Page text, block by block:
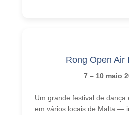
Rong Open Air
7 – 10 maio
Um grande festival de dança
em vários locais de Malta —